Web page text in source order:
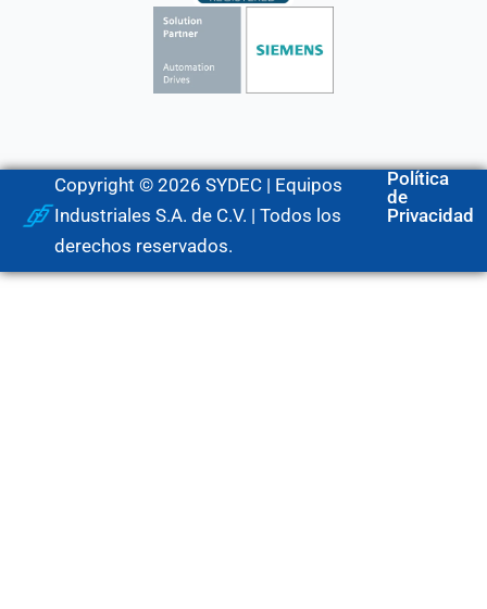
Copyright © 2026 SYDEC | Equipos
Industriales S.A. de C.V. | Todos los
derechos reservados.
Política
de
Privacidad